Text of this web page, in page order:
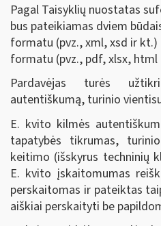
Pagal Taisyklių nuostatas
bus pateikiamas dviem
formatu (pvz., xml, xsd ir
formatu (pvz., pdf, xlsx, html
Pardavėjas turės
autentiškumą, turinio
E. kvito kilmės
tapatybės tikrumas,
keitimo (išskyrus techninių
E. kvito įskaitomumas
perskaitomas ir pateiktas
aiškiai perskaityti be